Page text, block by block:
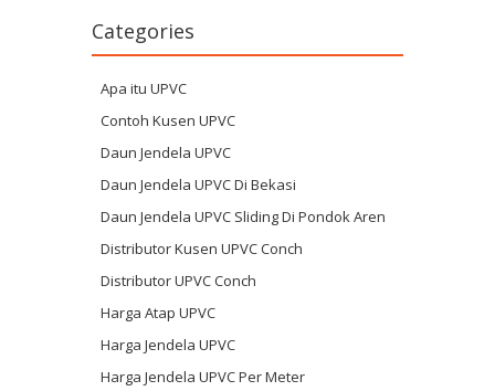
Categories
Apa itu UPVC
Contoh Kusen UPVC
Daun Jendela UPVC
Daun Jendela UPVC Di Bekasi
Daun Jendela UPVC Sliding Di Pondok Aren
Distributor Kusen UPVC Conch
Distributor UPVC Conch
Harga Atap UPVC
Harga Jendela UPVC
Harga Jendela UPVC Per Meter